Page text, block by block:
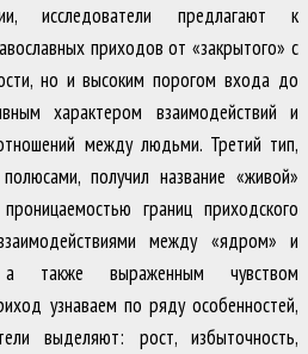
исследователи предлагают к
приходов от «закрытого» с
но и высоким порогом входа до
характером взаимодействий и
между людьми. Третий тип,
получил название «живой»
границ приходского
между «ядром» и
а также выраженным чувством
узнаваем по ряду особенностей,
выделяют: рост, избыточность,